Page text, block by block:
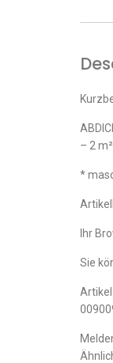
– 2
*
Ihr
Sie
Artikel